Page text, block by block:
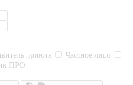
приюта
Частное лицо
ПРО